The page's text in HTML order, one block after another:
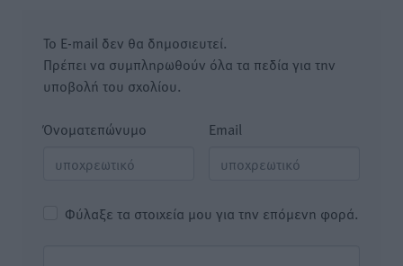
Το E-mail δεν θα δημοσιευτεί.
Πρέπει να συμπληρωθούν όλα τα πεδία για την
υποβολή του σχολίου.
Όνοματεπώνυμο Email
Φύλαξε τα στοιχεία μου για την επόμενη φορά.